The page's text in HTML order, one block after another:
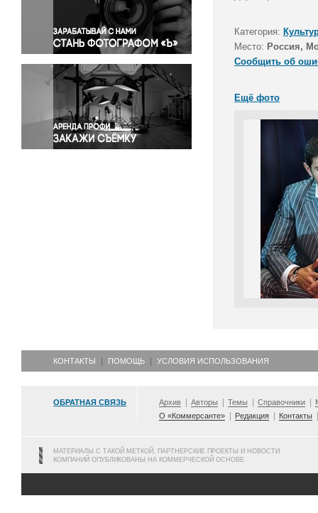
Правосудие
Происшествия и конфликты
Религия
Светская жизнь
Спорт
Экология
Экономика и бизнес
Категория:
Место: Россия,
Сообщить об
Ещё фото
КОНТАКТЫ ПОМОЩЬ УСЛОВИЯ ИСПОЛЬЗОВАНИЯ
ОБРАТНАЯ СВЯЗЬ Архив Авторы Темы Справочники
О «Коммерсанте»
Редакция Контакты
МАТЕРИАЛЫ С ТАКОЙ МЕТКОЙ, ПАРТНЕРСКИЕ ПРОЕКТЫ И НОВОСТИ
КОМПАНИЙ ОПУБЛИКОВАНЫ НА КОММЕРЧЕСКОЙ ОСНОВЕ